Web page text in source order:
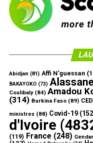
Abidjan (81) Affi N'guessan
BAKAYOKO(73)
Coulibaly(84) Amadou
(314) Burkina Faso(89)
ministres (88) Covid-19
d'Ivoire
(119) France (248)